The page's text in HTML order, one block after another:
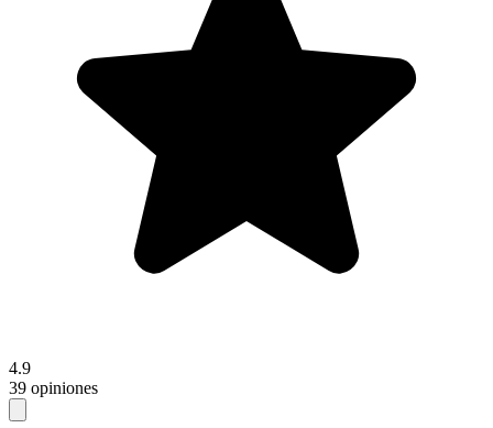
4.9
39 opiniones